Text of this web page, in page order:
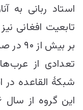
استاد ربانی به
تابعیت افغانی
بر
تعدادی از
شبکۀ القاعده